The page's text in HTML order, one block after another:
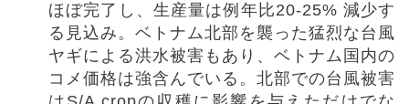
ほぼ完了し、生産量は例年比20-25% 減少す
る見込み。ベトナム北部を襲った猛烈な台風
ヤギによる洪水被害もあり、ベトナム国内の
コメ価格は強含んでいる。北部での台風被害